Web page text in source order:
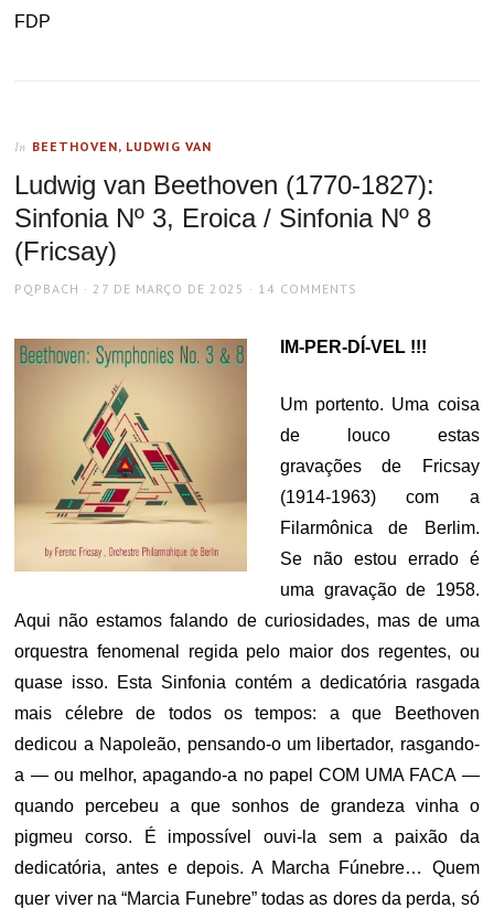
FDP
In BEETHOVEN, LUDWIG VAN
Ludwig van Beethoven (1770-1827):
Sinfonia Nº 3, Eroica / Sinfonia Nº 8
(Fricsay)
AUTHOR
PQPBACH
POSTED
27 DE MARÇO DE 2025 14 COMMENTS
IM-PER-DÍ-VEL !!!
Um portento. Uma coisa
de louco estas
gravações de Fricsay
(1914-1963) com a
Filarmônica de Berlim.
Se não estou errado é
uma gravação de 1958.
Aqui não estamos falando de curiosidades, mas de uma
orquestra fenomenal regida pelo maior dos regentes, ou
quase isso. Esta Sinfonia contém a dedicatória rasgada
mais célebre de todos os tempos: a que Beethoven
dedicou a Napoleão, pensando-o um libertador, rasgando-
a — ou melhor, apagando-a no papel COM UMA FACA —
quando percebeu a que sonhos de grandeza vinha o
pigmeu corso. É impossível ouvi-la sem a paixão da
dedicatória, antes e depois. A Marcha Fúnebre… Quem
quer viver na “Marcia Funebre” todas as dores da perda, só